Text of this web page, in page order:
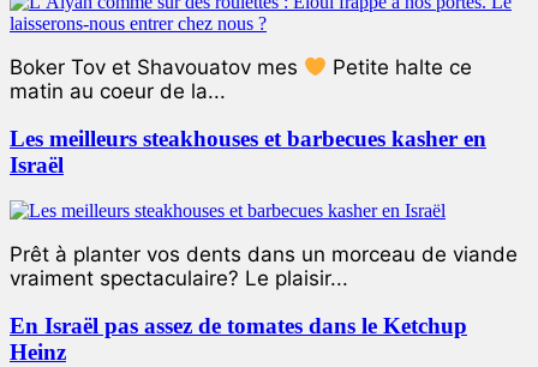
Boker Tov et Shavouatov mes
Petite halte ce
matin au coeur de la...
Les meilleurs steakhouses et barbecues kasher en
Israël
Prêt à planter vos dents dans un morceau de viande
vraiment spectaculaire? Le plaisir...
En Israël pas assez de tomates dans le Ketchup
Heinz